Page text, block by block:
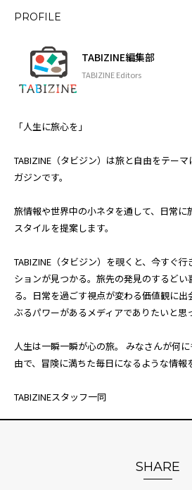
PROFILE
TABIZINE編集部
TABIZINE Editors
「人生に旅心を」
TABIZINE（タビジン）は旅と自由をテー
ガジンです。
旅情報や世界中の小ネタを通して、日常に
スタイルを提案します。
TABIZINE（タビジン）を覗くと、今すぐ
ションが見つかる。旅先の発見のするどい
る。日常を過ごす視点が変わる価値観に出
ぶるパワーがあるメディアでありたいと思
人生は一瞬一瞬が心の旅。 みなさんが何
由で、冒険に満ちた毎日になるような情報
TABIZINEスタッフ一同
SHARE